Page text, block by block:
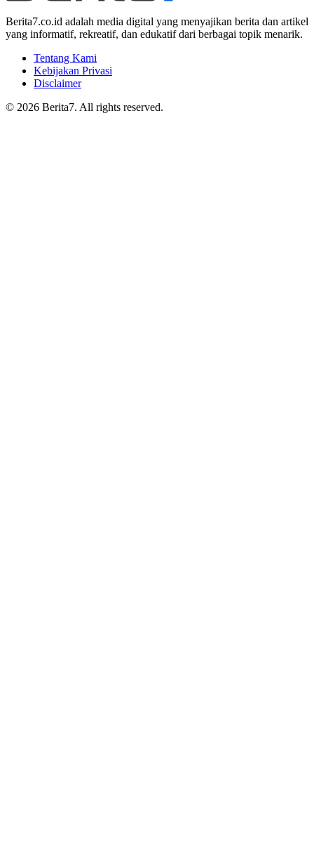
Berita7.co.id adalah media digital yang menyajikan berita dan artikel
yang informatif, rekreatif, dan edukatif dari berbagai topik menarik.
Tentang Kami
Kebijakan Privasi
Disclaimer
© 2026 Berita7. All rights reserved.